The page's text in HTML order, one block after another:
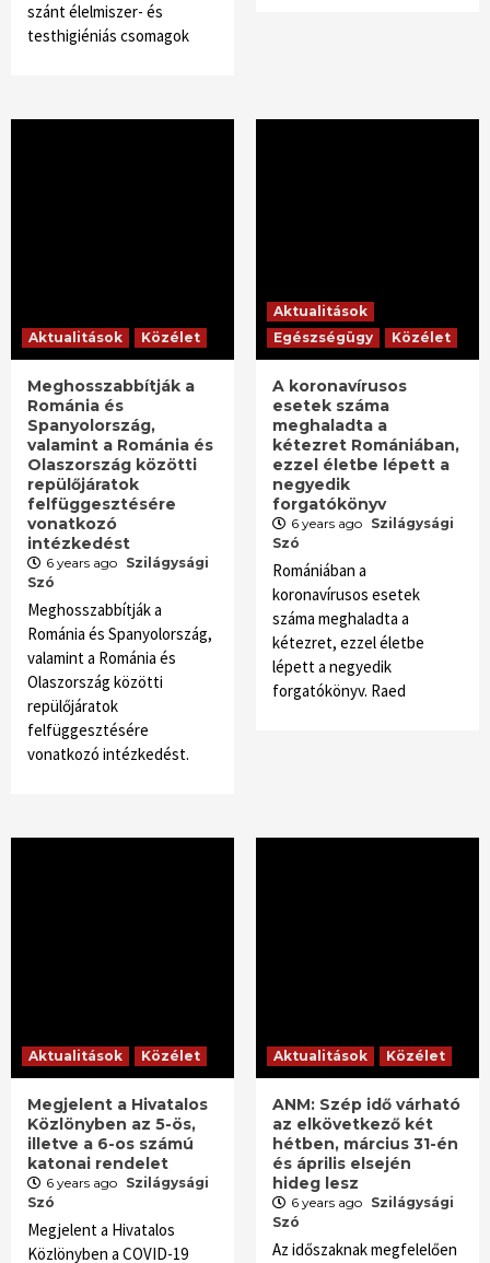
szánt élelmiszer- és
testhigiéniás csomagok
Aktualitások Közélet
Meghosszabbítják a
Románia és
Spanyolország,
valamint a Románia és
Olaszország közötti
repülőjáratok
felfüggesztésére
vonatkozó
intézkedést
6 years ago Szilágysági
Szó
Meghosszabbítják a
Románia és Spanyolország,
valamint a Románia és
Olaszország közötti
repülőjáratok
felfüggesztésére
vonatkozó intézkedést.
Aktualitások
Egészségügy
Közélet
A koronavírusos
esetek száma
meghaladta a
kétezret Romániában,
ezzel életbe lépett a
negyedik
forgatókönyv
6 years ago Szilágysági
Szó
Romániában a
koronavírusos esetek
száma meghaladta a
kétezret, ezzel életbe
lépett a negyedik
forgatókönyv. Raed
Aktualitások Közélet
Megjelent a Hivatalos
Közlönyben az 5-ös,
illetve a 6-os számú
katonai rendelet
6 years ago Szilágysági
Szó
Megjelent a Hivatalos
Közlönyben a COVID-19
Aktualitások Közélet
ANM: Szép idő várható
az elkövetkező két
hétben, március 31-én
és április elsején
hideg lesz
6 years ago Szilágysági
Szó
Az időszaknak megfelelően